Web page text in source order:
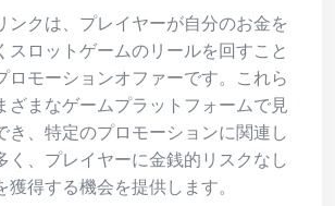
ンクは、プレイヤーが自分のお金を
スロットゲームのリールを回すこと
ロモーションオファーです。これら
ざまなゲームプラットフォームで見
き、特定のプロモーションに関連し
く、プレイヤーに金銭的リスクなし
獲得する機会を提供します。